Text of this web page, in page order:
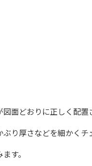
面どおりに正しく配置
り厚さなどを細かく
す。